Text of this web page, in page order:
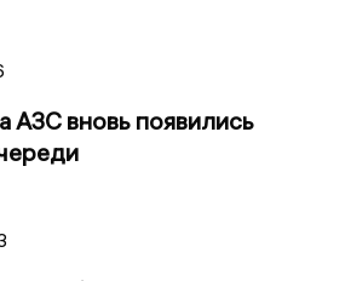
АЗС вновь появились